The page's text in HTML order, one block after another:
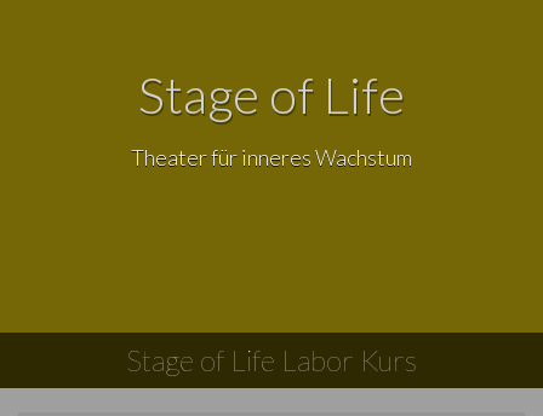
Stage of Life
Theater für inneres Wachstum
Stage of Life Labor Kurs